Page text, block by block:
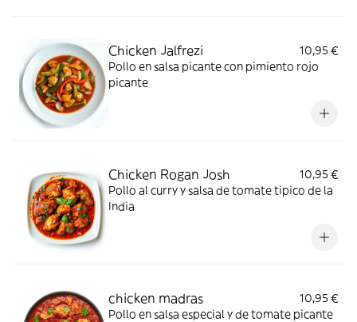
Chicken Jalfrezi
10,95 €
Pollo en salsa picante con pimiento rojo
picante
Chicken Rogan Josh
10,95 €
Pollo al curry y salsa de tomate tipico de la
India
chicken madras
10,95 €
Pollo en salsa especial y de tomate picante